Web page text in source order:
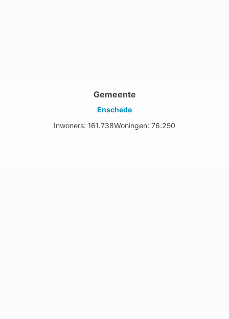
Gemeente
Enschede
Inwoners: 161.738Woningen: 76.250